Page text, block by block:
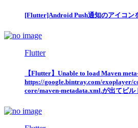
[Flutter]Android Push通知のアイコン
Flutter
【Flutter】Unable to load Maven
https://google.bintray.com/exoplayer/
core/maven-metadata.xml.が出てビル